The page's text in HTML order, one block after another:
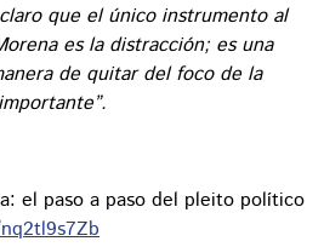
que el único instrumento al
es la distracción; es una
de quitar del foco de la
el paso a paso del pleito político